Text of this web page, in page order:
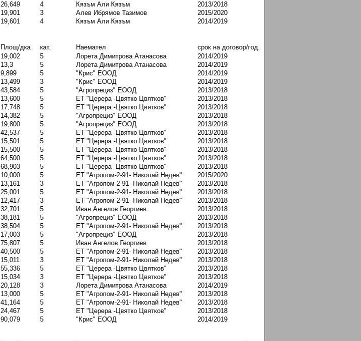
26,649 4 Кязъм Али Кязъм
2013/2018
19,901 3 Алев Ибрямов Тазимов
2015/2020
19,601 4 Кязъм Али Кязъм 2014/2019
Площ/дка кат. Наемател
срок на договор/год.
19,002 5 Лорета Димитрова Атанасова
2014/2019
13,3 5 Лорета Димитрова Атанасова
2014/2019
9,899 5 "Крис" ЕООД
2014/2019
13,499 3 "Крис" ЕООД
2014/2019
43,584 5 "Агропрециз" ЕООД
2013/2018
13,600 5 ЕТ "Церера -Цвятко Цвятков"
2013/2018
17,748 5 ЕТ "Церера -Цвятко Цвятков"
2013/2018
14,382 5 "Агропрециз" ЕООД
2013/2018
19,800 5 "Агропрециз" ЕООД
2013/2018
42,537 5 ЕТ "Церера -Цвятко Цвятков"
2013/2018
15,501 5 ЕТ "Церера -Цвятко Цвятков"
2013/2018
15,500 5 ЕТ "Церера -Цвятко Цвятков"
2013/2018
64,500 5 ЕТ "Церера -Цвятко Цвятков"
2013/2018
68,903 5 ЕТ "Церера -Цвятко Цвятков"
2013/2018
10,000 5 ЕТ "Агропом-2-91- Николай Недев"
2015/2020
13,161 3 ЕТ "Агропом-2-91- Николай Недев"
2013/2018
25,001 5 ЕТ "Агропом-2-91- Николай Недев"
2013/2018
12,417 3 ЕТ "Агропом-2-91- Николай Недев"
2013/2018
32,701 5 Иван Ангелов Георгиев
2013/2018
38,181 5 "Агропрециз" ЕООД
2013/2018
38,504 5 ЕТ "Агропом-2-91- Николай Недев"
2013/2018
17,003 5 "Агропрециз" ЕООД
2013/2018
75,807 5 Иван Ангелов Георгиев
2013/2018
40,500 5 ЕТ "Агропом-2-91- Николай Недев"
2013/2018
15,011 3 ЕТ "Агропом-2-91- Николай Недев"
2013/2018
55,336 5 ЕТ "Церера -Цвятко Цвятков"
2013/2018
15,034 3 ЕТ "Церера -Цвятко Цвятков"
2013/2018
20,128 3 Лорета Димитрова Атанасова
2014/2019
13,000 5 ЕТ "Агропом-2-91- Николай Недев"
2013/2018
41,164 5 ЕТ "Агропом-2-91- Николай Недев"
2013/2018
24,467 5 ЕТ "Церера -Цвятко Цвятков"
2013/2018
90,079 5 "Крис" ЕООД 2014/2019